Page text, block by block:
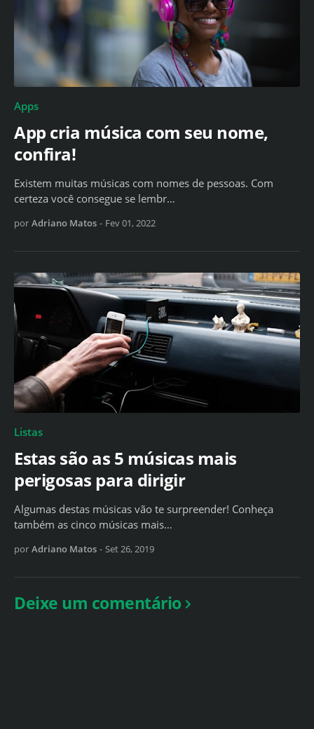
Apps
App cria música com seu nome,
confira!
Existem muitas músicas com nomes de pessoas. Com
certeza você consegue se lembr…
por Adriano Matos - Fev 01, 2022
Listas
Estas são as 5 músicas mais
perigosas para dirigir
Algumas destas músicas vão te surpreender! Conheça
também as cinco músicas mais…
por Adriano Matos - Set 26, 2019
Deixe um comentário